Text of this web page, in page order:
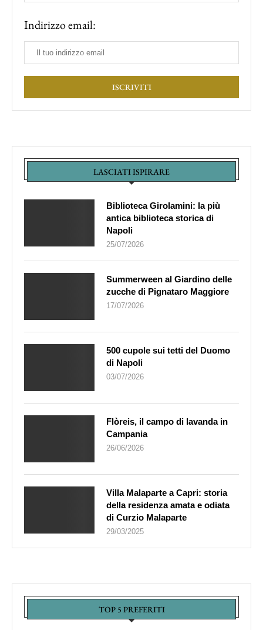
Indirizzo email:
LASCIATI ISPIRARE
Biblioteca Girolamini: la più
antica biblioteca storica di
Napoli
25/07/2026
Summerween al Giardino delle
zucche di Pignataro Maggiore
17/07/2026
500 cupole sui tetti del Duomo
di Napoli
03/07/2026
Flòreis, il campo di lavanda in
Campania
26/06/2026
Villa Malaparte a Capri: storia
della residenza amata e odiata
di Curzio Malaparte
29/03/2025
TOP 5 PREFERITI